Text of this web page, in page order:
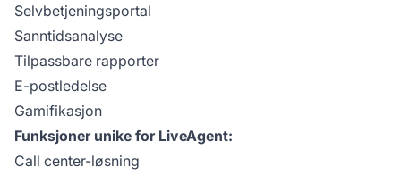
Selvbetjeningsportal
Sanntidsanalyse
Tilpassbare rapporter
E-postledelse
Gamifikasjon
Funksjoner unike for LiveAgent:
Call center-løsning